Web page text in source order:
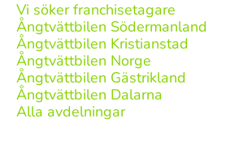
Vi söker franchisetagare
Ångtvättbilen Södermanland
Ångtvättbilen Kristianstad
Ångtvättbilen Norge
Ångtvättbilen Gästrikland
Ångtvättbilen Dalarna
Alla avdelningar